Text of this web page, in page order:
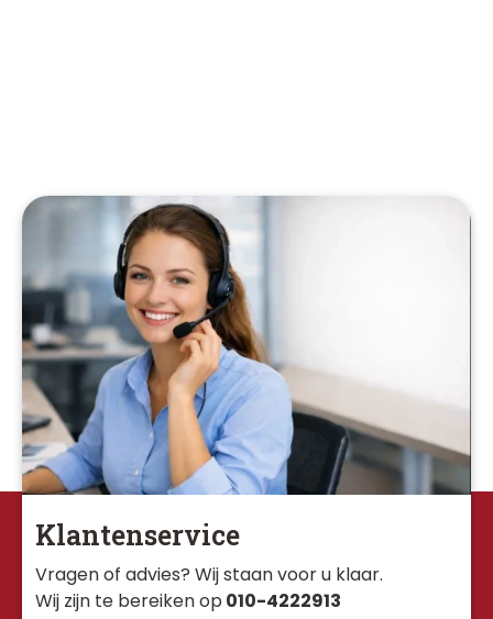
Klantenservice
Vragen of advies? Wij staan voor u klaar.
Wij zijn te bereiken op 010-4222913